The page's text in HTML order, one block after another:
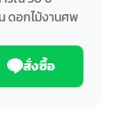
ดอกไม้งานศพ
สั่งซื้อ